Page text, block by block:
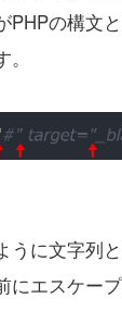
PHPの構文
うに文字列
にエスケー